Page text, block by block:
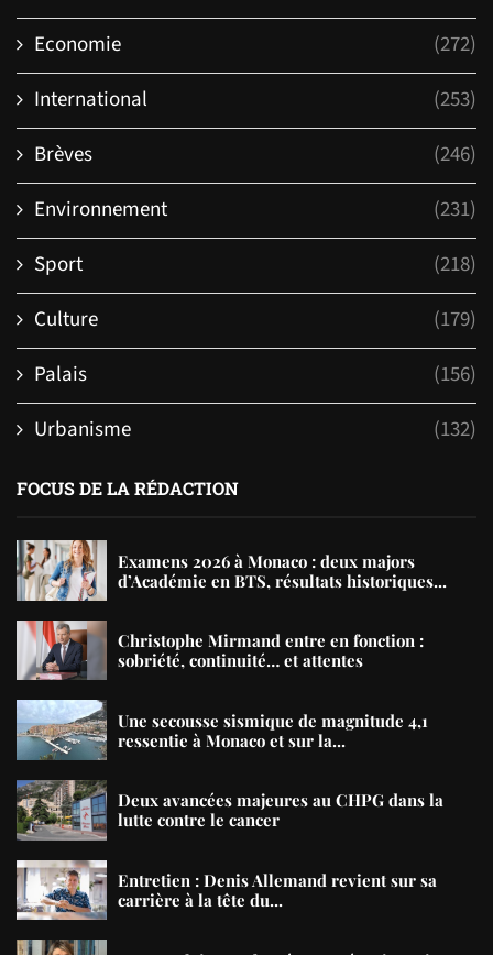
Economie
(272)
International
(253)
Brèves
(246)
Environnement
(231)
Sport
(218)
Culture
(179)
Palais
(156)
Urbanisme
(132)
FOCUS DE LA RÉDACTION
Examens 2026 à Monaco : deux majors
d’Académie en BTS, résultats historiques...
Christophe Mirmand entre en fonction :
sobriété, continuité… et attentes
Une secousse sismique de magnitude 4,1
ressentie à Monaco et sur la...
Deux avancées majeures au CHPG dans la
lutte contre le cancer
Entretien : Denis Allemand revient sur sa
carrière à la tête du...